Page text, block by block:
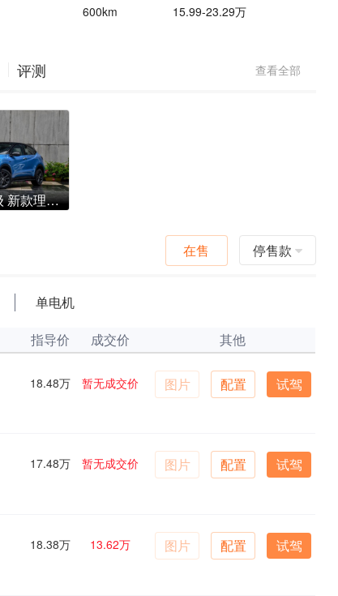
600km 15.99-23.29万
评测 查看全部
续航里程升级 新款理念VE-1今日上市
在售 停售款
单电机
指导价 成交价 其他
18.48万 暂无成交价 图片 配置 试驾
17.48万 暂无成交价 图片 配置 试驾
18.38万 13.62万 图片 配置 试驾